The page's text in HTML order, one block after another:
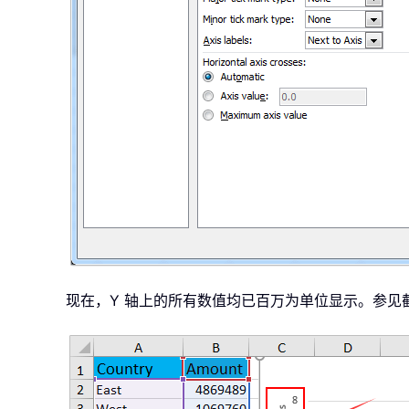
现在，Y 轴上的所有数值均已百万为单位显示。参见